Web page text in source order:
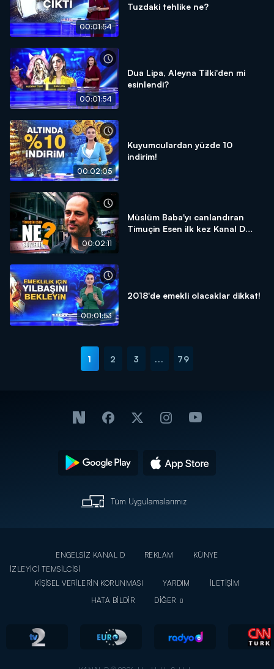
00:01:54
Tuzdaki tehlike ne?
00:01:54
Dua Lipa, Aleyna Tilki'den mi
esinlendi?
00:02:05
Kuyumculardan yüzde 10
indirim!
00:02:11
Müslüm Baba'yı canlandıran
Timuçin Esen ilk kez Kanal D
00:01:53
2018'de emekli olacaklar dikkat!
1 2 3 ... 79
Tüm Uygulamalarımız
ENGELSİZ KANAL D REKLAM
KÜNYE
İZLEYİCİ TEMSİLCİSİ
KİŞİSEL VERİLERİN KORUNMASI
YARDIM
İLETİŞİM
HATA BİLDİR
DİĞER